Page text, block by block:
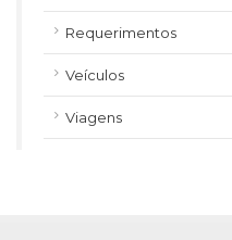
Requerimentos
Veículos
Viagens